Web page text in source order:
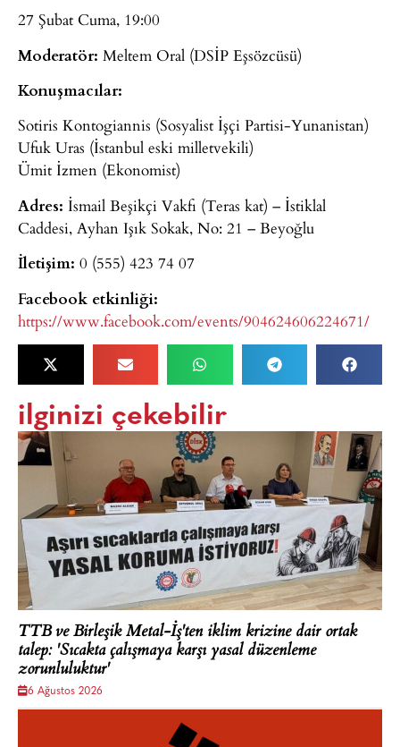
27 Şubat Cuma, 19:00
Moderatör: Meltem Oral (DSİP Eşsözcüsü)
Konuşmacılar:
Sotiris Kontogiannis (Sosyalist İşçi Partisi-Yunanistan)
Ufuk Uras (İstanbul eski milletvekili)
Ümit İzmen (Ekonomist)
Adres: İsmail Beşikçi Vakfı (Teras kat) – İstiklal
Caddesi, Ayhan Işık Sokak, No: 21 – Beyoğlu
İletişim: 0 (555) 423 74 07
Facebook etkinliği:
https://www.facebook.com/events/904624606224671/
ilginizi çekebilir
TTB ve Birleşik Metal-İş'ten iklim krizine dair ortak
talep: 'Sıcakta çalışmaya karşı yasal düzenleme
zorunluluktur'
6 Ağustos 2026